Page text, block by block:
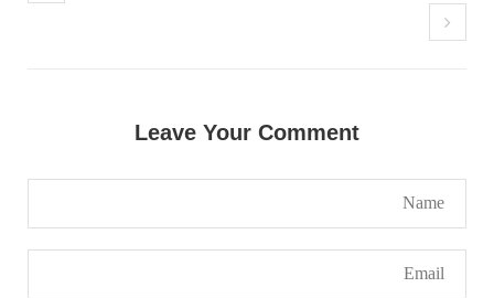
Leave Your Comment